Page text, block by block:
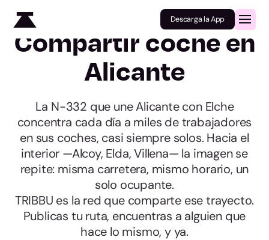
Descarga la App
Compartir coche en
Alicante
La N-332 que une Alicante con Elche
concentra cada día a miles de trabajadores
en sus coches, casi siempre solos. Hacia el
interior —Alcoy, Elda, Villena— la imagen se
repite: misma carretera, mismo horario, un
solo ocupante.
TRIBBU es la red que comparte ese trayecto.
Publicas tu ruta, encuentras a alguien que
hace lo mismo, y ya.